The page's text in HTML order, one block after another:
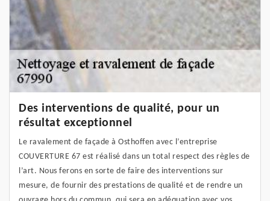
Des interventions de qualité, pour un
résultat exceptionnel
Le ravalement de façade à Osthoffen avec l’entreprise
COUVERTURE 67 est réalisé dans un total respect des règles de
l’art. Nous ferons en sorte de faire des interventions sur
mesure, de fournir des prestations de qualité et de rendre un